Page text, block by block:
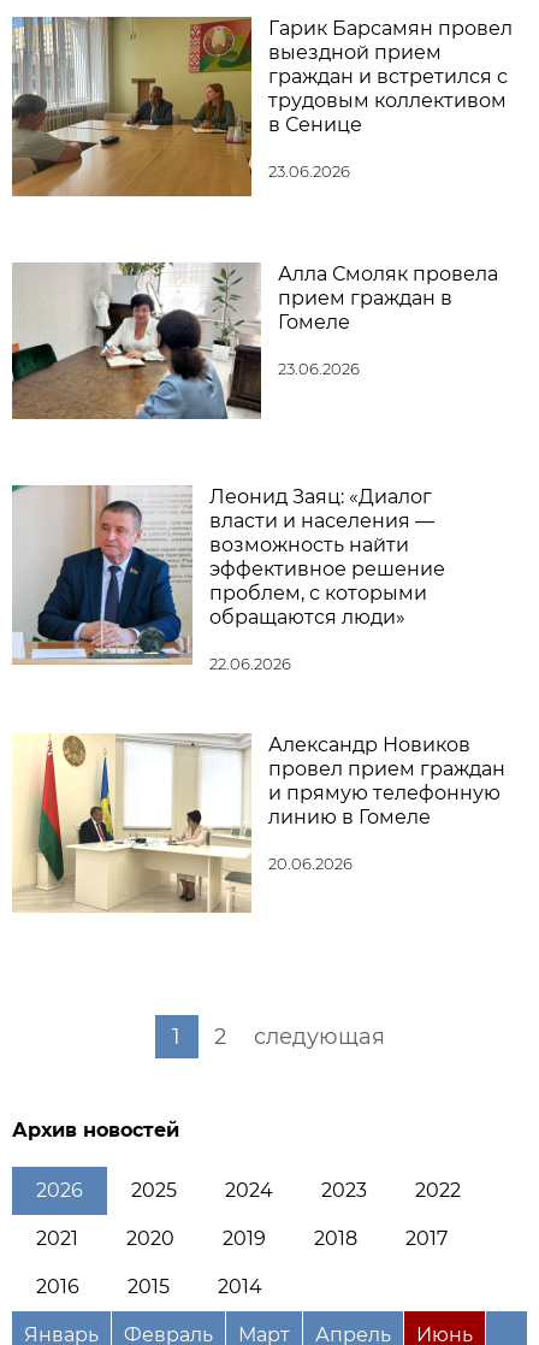
Гарик Барсамян провел
выездной прием
граждан и встретился с
трудовым коллективом
в Сенице
23.06.2026
Алла Смоляк провела
прием граждан в
Гомеле
23.06.2026
Леонид Заяц: «Диалог
власти и населения —
возможность найти
эффективное решение
проблем, с которыми
обращаются люди»
22.06.2026
Александр Новиков
провел прием граждан
и прямую телефонную
линию в Гомеле
20.06.2026
1 2 следующая
Архив новостей
2026 2025 2024 2023 2022
2021 2020 2019 2018 2017
2016 2015 2014
Январь Февраль Март Апрель Июнь